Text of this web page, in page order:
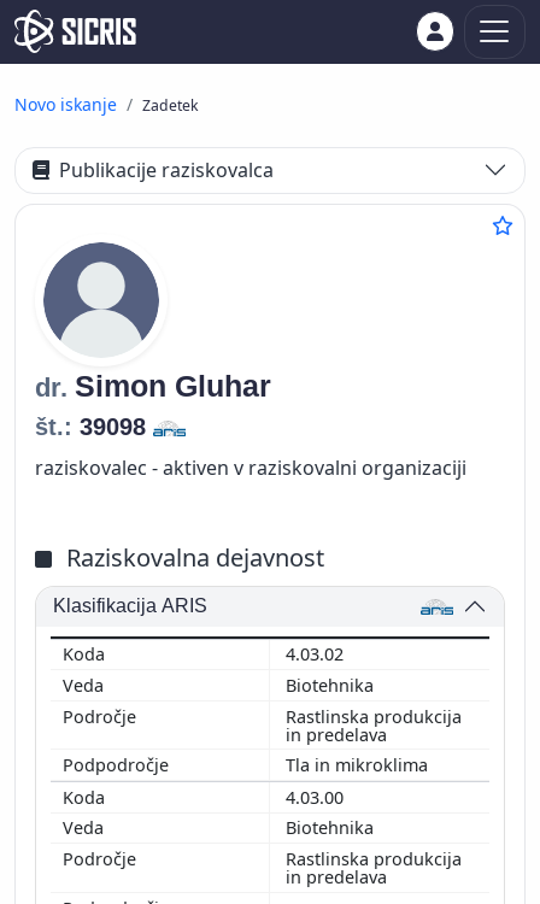
Novo iskanje Zadetek
Publikacije raziskovalca
dr. Simon Gluhar
št.: 39098
raziskovalec - aktiven v raziskovalni organizaciji
Raziskovalna dejavnost
Klasifikacija ARIS
4.03.02
Biotehnika
Rastlinska produkcija
in predelava
Tla in mikroklima
4.03.00
Biotehnika
Rastlinska produkcija
in predelava